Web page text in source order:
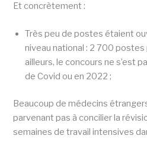
Et concrètement :
Très peu de postes étaient
niveau national : 2 700
ailleurs, le concours ne s’est
de Covid ou en 2022 ;
Beaucoup de médecins
parvenant pas à concilier la
semaines de travail intensives